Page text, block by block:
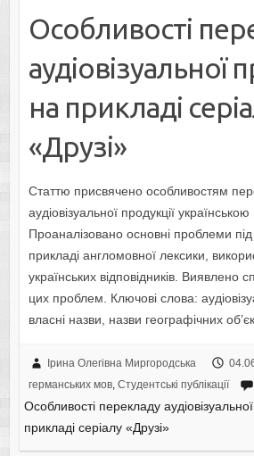
Особливості
аудіовізуальної
на прикладі
«Друзі»
Статтю присвячено особливостям
аудіовізуальної продукції
Проаналізовано основні проблеми
прикладі англомовної лексики,
українських відповідників. Виявлено
цих проблем. Ключові слова:
власні назви, назви географічних
Ірина Олегівна Миргородська
германських мов, Студентські публікації
Особливості перекладу
прикладі серіалу «Друзі»